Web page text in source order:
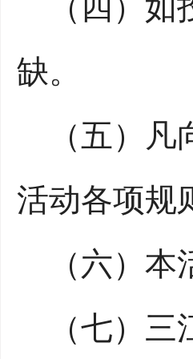
（四）如
缺。
（五）凡
活动各项规
（六）本
（七）三